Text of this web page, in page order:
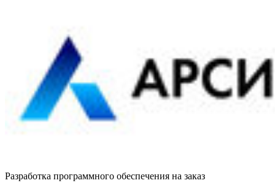
Разработка программного обеспечения на заказ